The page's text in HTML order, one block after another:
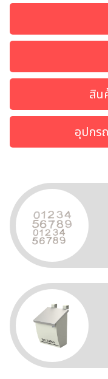
สิน
อุปกร